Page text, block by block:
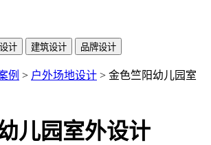
计 建筑设计 品牌设计
例 > 户外场地设计 > 金色竺阳幼儿园室
儿园室外设计